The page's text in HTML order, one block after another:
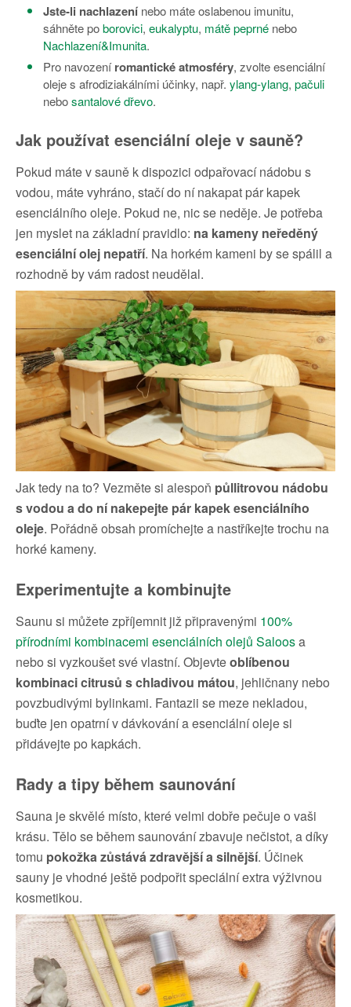
Jste‐li nachlazení nebo máte oslabenou imunitu,
sáhněte poborovici, eukalyptu, mátě peprné nebo
Nachlazení&Imunita.
Pro navozeníromantické atmosféry, zvolte esenciální
oleje s afrodiziakálními účinky, např. ylang-ylang, pačuli
nebosantalové dřevo.
Jak používat esenciální oleje v sauně?
Pokud máte v sauně k dispozici odpařovací nádobu s
vodou, máte vyhráno, stačí do ní nakapat pár kapek
esenciálního oleje. Pokud ne, nic se neděje. Je potřeba
jen myslet na základní pravidlo: na kameny neředěný
esenciální olej nepatří. Na horkém kameni by se spálil a
rozhodně by vám radost neudělal.
Jak tedy na to? Vezměte si alespoň půllitrovou nádobu
s vodou a do ní nakepejte pár kapek esenciálního
oleje. Pořádně obsah promíchejte a nastříkejte trochu na
horké kameny.
Experimentujte a kombinujte
Saunu si můžete zpříjemnit již připravenými 100%
přírodními kombinacemi esenciálních olejů Saloosa
nebo si vyzkoušet své vlastní. Objevteoblíbenou
kombinaci citrusů s chladivou mátou, jehličnany nebo
povzbudivými bylinkami. Fantazii se meze nekladou,
buďte jen opatrní v dávkování a esenciální oleje si
přidávejte po kapkách.
Rady a tipy během saunování
Sauna je skvělé místo, které velmi dobře pečuje o vaši
krásu. Tělo se během saunování zbavuje nečistot, a díky
tomu pokožka zůstává zdravější a silnější. Účinek
sauny je vhodné ještě podpořit speciální extra výživnou
kosmetikou.